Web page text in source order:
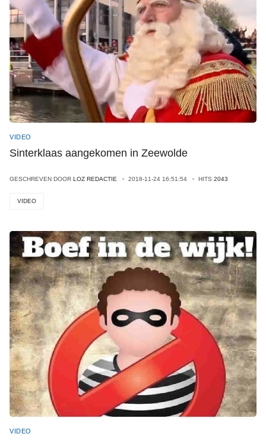
VIDEO
Sinterklaas aangekomen in Zeewolde
GESCHREVEN DOOR LOZ REDACTIE 2018-11-24 16:51:54 HITS 2043
VIDEO
VIDEO